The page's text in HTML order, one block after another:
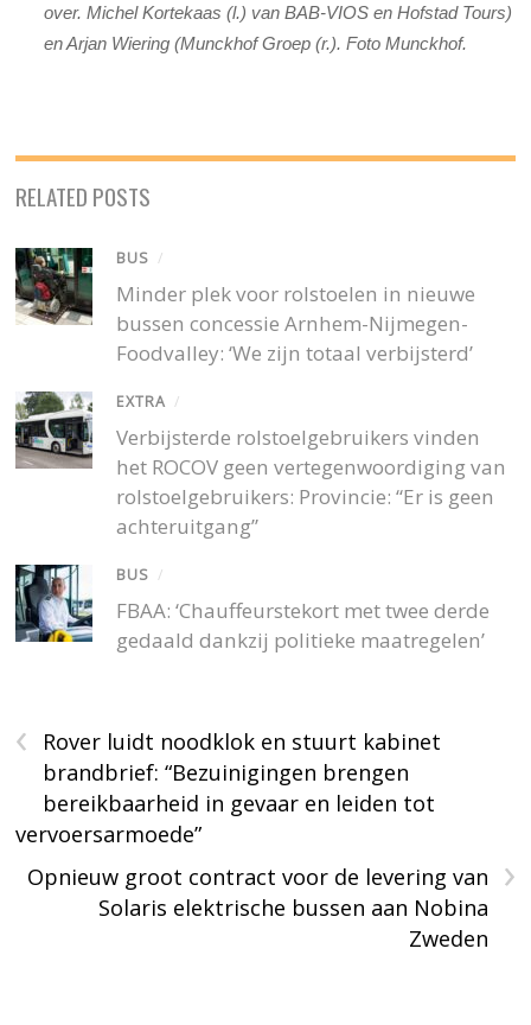
over. Michel Kortekaas (l.) van BAB-VIOS en Hofstad Tours)
en Arjan Wiering (Munckhof Groep (r.). Foto Munckhof.
RELATED POSTS
BUS /
Minder plek voor rolstoelen in nieuwe
bussen concessie Arnhem-Nijmegen-
Foodvalley: ‘We zijn totaal verbijsterd’
EXTRA /
Verbijsterde rolstoelgebruikers vinden
het ROCOV geen vertegenwoordiging van
rolstoelgebruikers: Provincie: “Er is geen
achteruitgang”
BUS /
FBAA: ‘Chauffeurstekort met twee derde
gedaald dankzij politieke maatregelen’
‹
Rover luidt noodklok en stuurt kabinet
brandbrief: “Bezuinigingen brengen
bereikbaarheid in gevaar en leiden tot
vervoersarmoede”
›
Opnieuw groot contract voor de levering van
Solaris elektrische bussen aan Nobina
Zweden